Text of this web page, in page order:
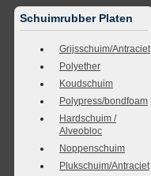
Schuimrubber Platen
Grijsschuim/Antraciet
Polyether
Koudschuim
Polypress/bondfoam
Hardschuim /
Alveobloc
Noppenschuim
Plukschuim/Antraciet